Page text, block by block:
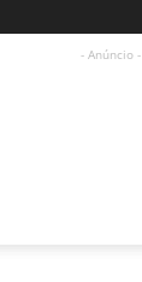
- Anúncio -